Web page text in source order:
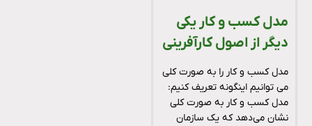
مدل کسب و کار یکی
دیگر از اصول کارآفرینی
مدل کسب و کار را به صورت کلی
می توانیم اینگونه تعریف کنیم:
مدل کسب و کار به صورت کلی
نشان می‌دهد که یک سازمان